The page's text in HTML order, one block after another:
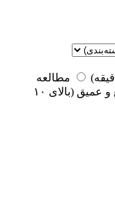
مطالعه
مطالعه جامع و عمیق (بالای ۱۰